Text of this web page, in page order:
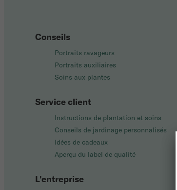
Conseils
Portraits ravageurs
Portraits auxiliaires
Soins aux plantes
Service client
Instructions de plantation et soins
Conseils de jardinage personnalisés
Idées de cadeaux
Aperçu du label de qualité
L'entreprise